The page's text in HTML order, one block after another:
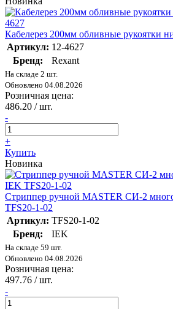
Кабелерез 200мм обливные рукоятки
Артикул: 12-4627
Бренд:
Rexant
На складе 2 шт.
Обновлено 04.08.2026
Розничная цена:
486.20 / шт.
-
+
Купить
Новинка
Стриппер ручной MASTER СИ-2
TFS20-1-02
Артикул: TFS20-1-02
Бренд:
IEK
На складе 59 шт.
Обновлено 04.08.2026
Розничная цена:
497.76 / шт.
-